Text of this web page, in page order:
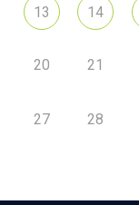
13 14
20 21
27 28